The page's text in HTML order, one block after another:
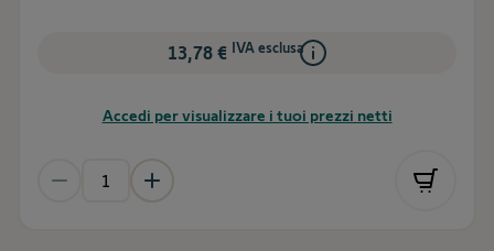
13,78 € IVA esclusa
Accedi per visualizzare i tuoi prezzi netti